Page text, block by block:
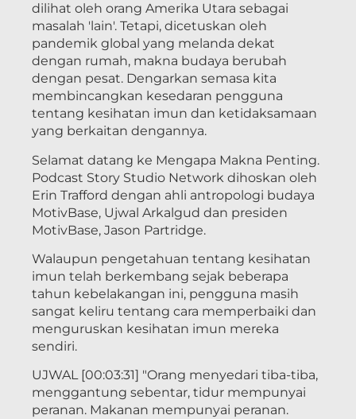
dilihat oleh orang Amerika Utara sebagai
masalah 'lain'. Tetapi, dicetuskan oleh
pandemik global yang melanda dekat
dengan rumah, makna budaya berubah
dengan pesat. Dengarkan semasa kita
membincangkan kesedaran pengguna
tentang kesihatan imun dan ketidaksamaan
yang berkaitan dengannya.
Selamat datang ke Mengapa Makna Penting.
Podcast Story Studio Network dihoskan oleh
Erin Trafford dengan ahli antropologi budaya
MotivBase, Ujwal Arkalgud dan presiden
MotivBase, Jason Partridge.
Walaupun pengetahuan tentang kesihatan
imun telah berkembang sejak beberapa
tahun kebelakangan ini, pengguna masih
sangat keliru tentang cara memperbaiki dan
menguruskan kesihatan imun mereka
sendiri.
UJWAL [00:03:31] "Orang menyedari tiba-tiba,
menggantung sebentar, tidur mempunyai
peranan. Makanan mempunyai peranan.